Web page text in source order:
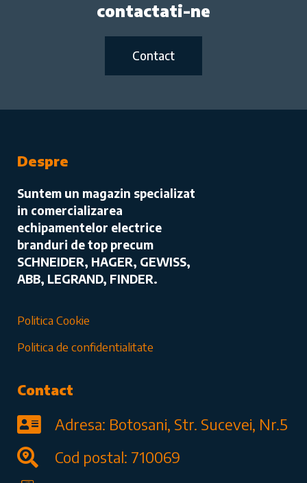
contactati-ne
Contact
Despre
Suntem un magazin specializat
in comercializarea
echipamentelor electrice
branduri de top precum
SCHNEIDER, HAGER, GEWISS,
ABB, LEGRAND, FINDER.
Politica Cookie
Politica de confidentialitate
Contact
Adresa: Botosani, Str. Sucevei, Nr.5
Cod postal: 710069